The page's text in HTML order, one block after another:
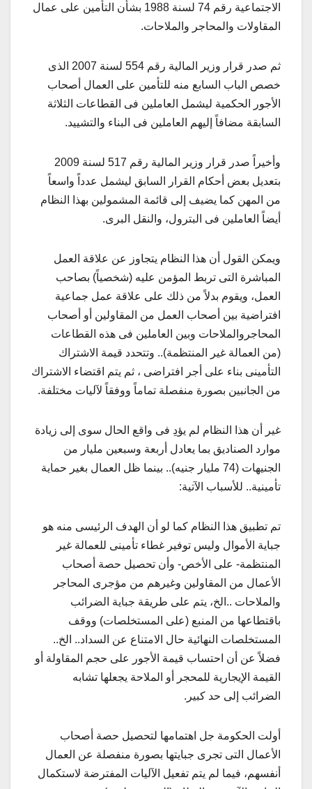
الاجتماعية رقم 74 لسنة 1988 بشأن التأمين على عمال
المقاولات والمحاجر والملاحات.
ثم صدر قرار وزير المالية رقم 554 لسنة 2007 الذى
خصص الباب السابع منه للتأمين على العمال أصحاب
الأجور الحكمية ليشمل العاملين فى القطاعات الثلاثة
السابقة مضافاً إليهم العاملين فى البناء والتشييد.
وأخيراً صدر قرار وزير المالية رقم 517 لسنة 2009
بتعديل بعض أحكام القرار السابق ليشمل عدداً واسعاً
من المهن كما يضيف إلى قائمة المشمولين بهذا النظام
أيضاً العاملين فى البترول، والنقل البرى.
ويمكن القول أن هذا النظام يتجاوز عن علاقة العمل
المباشرة التى تربط المؤمن عليه (شخصياً) بصاحب
العمل، ويقوم بدلاً من ذلك على علاقة عمل جماعية
افتراضية بين أصحاب العمل من المقاولين أو أصحاب
المحاجروالملاحات وبين العاملين فى هذه القطاعات
(من العمالة غير المنتظمة).. وتتحدد قيمة الاشتراك
التأمينى بناء على أجر افتراضى ، ثم يتم اقتضاء الاشتراك
من الجانبين بصورة منفصلة تماماً ووفقاً لآليات مختلفة.
غير أن هذا النظام لم يؤدِ فى واقع الحال سوى إلى زيادة
موارد الصناديق بما يعادل أربعة وسبعين مليار من
الجنيهات (74 مليار جنيه).. بينما ظل العمال بغير حماية
تأمينية.. للأسباب الآتية:
تم تطبيق هذا النظام كما لو أن الهدف الرئيسى منه هو
جباية الأموال وليس توفير غطاء تأمينى للعمالة غير
المنتظمة- على الأخص- وأن تحصيل حصة أصحاب
الأعمال من المقاولين وغيرهم من مؤجرى المحاجر
والملاحات ..الخ، يتم على طريقة جباية الضرائب
باقتطاعها من المنبع (على المستخلصات) ووقف
المستخلصات النهائية حال الامتناع عن السداد.. الخ..
فضلاً عن أن احتساب قيمة الأجور على حجم المقاولة أو
القيمة الإيجارية للمحجر أو الملاحة يجعلها تشابه
الضرائب إلى حد كبير.
أولت الحكومة جل اهتمامها لتحصيل حصة أصحاب
الأعمال التى تجرى جبايتها بصورة منفصلة عن العمال
أنفسهم، فيما لم يتم تفعيل الآليات المفترضة لاستكمال